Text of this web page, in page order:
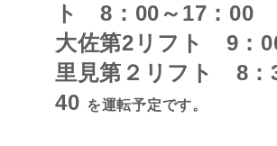
ト 8：00～17：00
大佐第2リフト 9：
里見第２リフト 8：
40 を運転予定です。